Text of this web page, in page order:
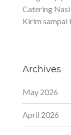
Catering
Kirim sampai
Archives
May 2026
April 2026